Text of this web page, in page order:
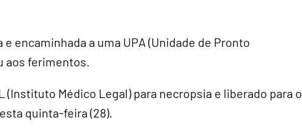
encaminhada a uma UPA (Unidade de Pronto
aos ferimentos.
(Instituto Médico Legal) para necropsia e liberado para o
quinta-feira (28).